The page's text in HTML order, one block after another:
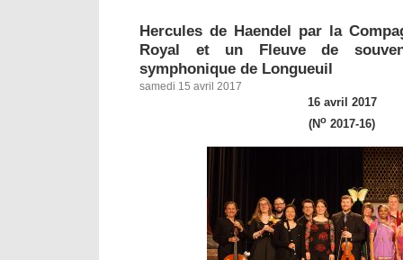
Hercules de Haendel par la
Royal et un Fleuve de
symphonique de Longueuil
samedi 15 avril 2017
16 avril 2017
(No 2017-16)